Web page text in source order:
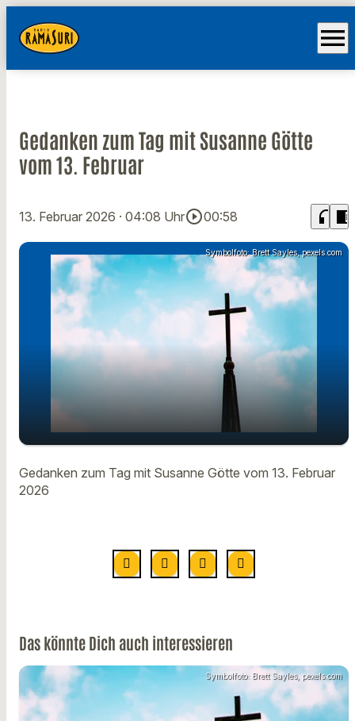
menu
Gedanken zum Tag mit Susanne Götte
vom 13. Februar
13. Februar 2026 · 04:08 Uhrplay_circle_outline00:58 headphones chrome_reader_mode
Symbolfoto: Brett Sayles, pexels.com
play_arrow Gedanken zum Tag mit Susanne
Gedanken zum Tag mit Susanne Götte vom 13. Februar
2026
Das könnte Dich auch interessieren
Symbolfoto: Brett Sayles, pexels.com